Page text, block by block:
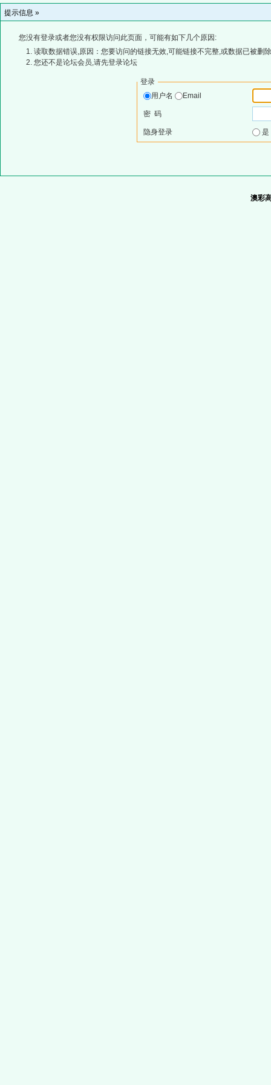
提示信息 »
您没有登录或者您没有权限访问此页面，可能有如下几个原因:
读取数据错误,原因：您要访问的链接无效,可能链接不完整,或数据已被删
您还不是论坛会员,请先登录论坛
登录
用户名
Email
密 码
隐身登录
澳彩